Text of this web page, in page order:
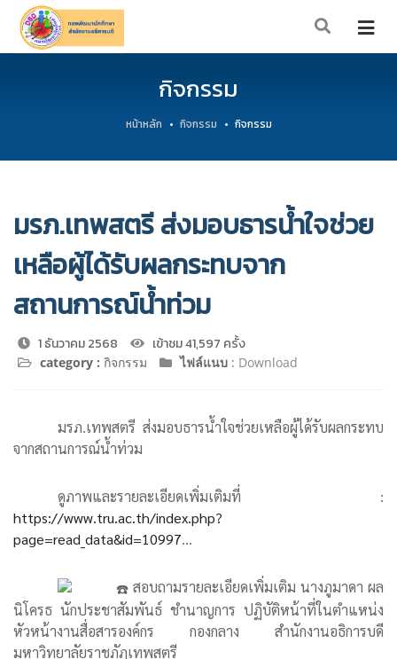
กิจกรรม
หน้าหลัก กิจกรรม กิจกรรม
มรภ.เทพสตรี ส่งมอบธารน้ำใจช่วย
เหลือผู้ได้รับผลกระทบจาก
สถานการณ์น้ำท่วม
1 ธันวาคม 2568 เข้าชม 41,597 ครั้ง
category : กิจกรรม ไฟล์แนบ : Download
มรภ.เทพสตรี ส่งมอบธารน้ำใจช่วยเหลือผู้ได้รับผลกระทบ
จากสถานการณ์น้ำท่วม
ดูภาพและรายละเอียดเพิ่มเติมที่ :
https://www.tru.ac.th/index.php?
page=read_data&id=10997...
สอบถามรายละเอียดเพิ่มเติม นางภูมาดา ผล
นิโครธ นักประชาสัมพันธ์ ชำนาญการ ปฏิบัติหน้าที่ในตำแหน่ง
หัวหน้างานสื่อสารองค์กร กองกลาง สำนักงานอธิการบดี
มหาวิทยาลัยราชภัฏเทพสตรี